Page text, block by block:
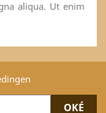
aliqua. Ut enim